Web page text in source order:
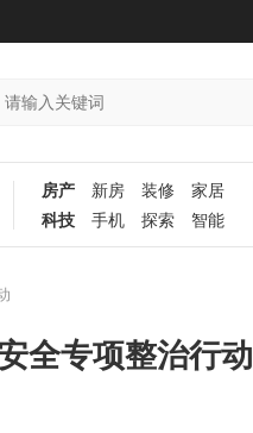
房产 新房 装修
家居
科技
手机 探索 智能
全专项整治行动